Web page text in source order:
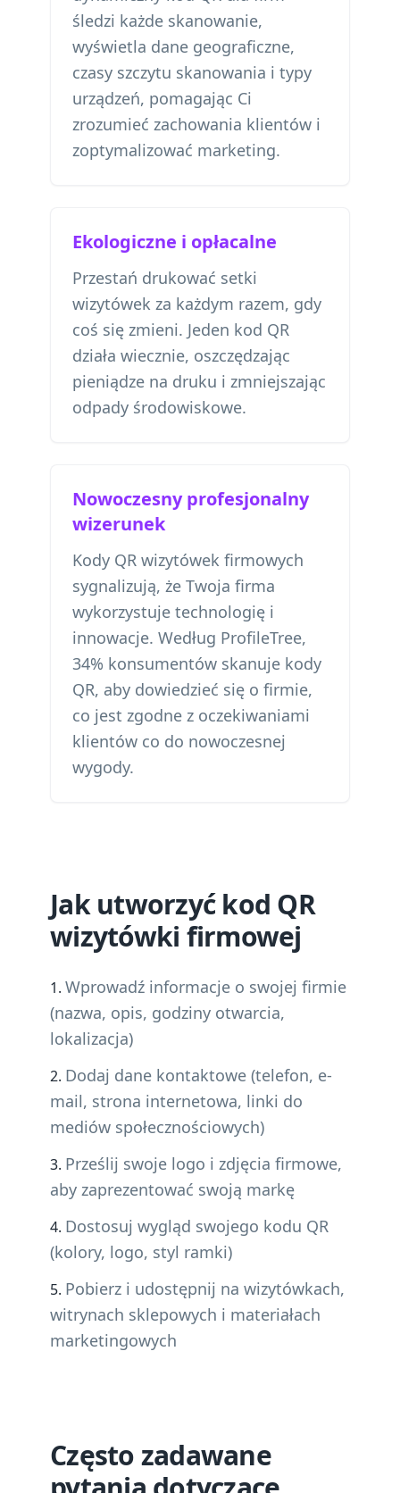
śledzi każde skanowanie,
wyświetla dane geograficzne,
czasy szczytu skanowania i typy
urządzeń, pomagając Ci
zrozumieć zachowania klientów i
zoptymalizować marketing.
Ekologiczne i opłacalne
Przestań drukować setki
wizytówek za każdym razem, gdy
coś się zmieni. Jeden kod QR
działa wiecznie, oszczędzając
pieniądze na druku i zmniejszając
odpady środowiskowe.
Nowoczesny profesjonalny
wizerunek
Kody QR wizytówek firmowych
sygnalizują, że Twoja firma
wykorzystuje technologię i
innowacje. Według ProfileTree,
34% konsumentów skanuje kody
QR, aby dowiedzieć się o firmie,
co jest zgodne z oczekiwaniami
klientów co do nowoczesnej
wygody.
Jak utworzyć kod QR
wizytówki firmowej
Wprowadź informacje o swojej firmie
(nazwa, opis, godziny otwarcia,
lokalizacja)
Dodaj dane kontaktowe (telefon, e-
mail, strona internetowa, linki do
mediów społecznościowych)
Prześlij swoje logo i zdjęcia firmowe,
aby zaprezentować swoją markę
Dostosuj wygląd swojego kodu QR
(kolory, logo, styl ramki)
Pobierz i udostępnij na wizytówkach,
witrynach sklepowych i materiałach
marketingowych
Często zadawane